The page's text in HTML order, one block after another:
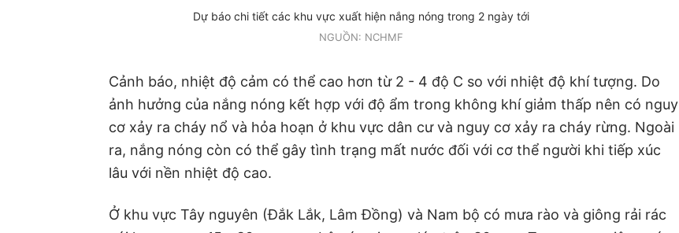
Dự báo chi tiết các khu vực xuất hiện nắng nóng trong 2 ngày tới
NGUỒN: NCHMF
Cảnh báo, nhiệt độ cảm có thể cao hơn từ 2 - 4 độ C so với nhiệt độ khí tượng. Do
ảnh hưởng của nắng nóng kết hợp với độ ẩm trong không khí giảm thấp nên có nguy
cơ xảy ra cháy nổ và hỏa hoạn ở khu vực dân cư và nguy cơ xảy ra cháy rừng. Ngoài
ra, nắng nóng còn có thể gây tình trạng mất nước đối với cơ thể người khi tiếp xúc
lâu với nền nhiệt độ cao.
Ở khu vực Tây nguyên (Đắk Lắk, Lâm Đồng) và Nam bộ có mưa rào và giông rải rác